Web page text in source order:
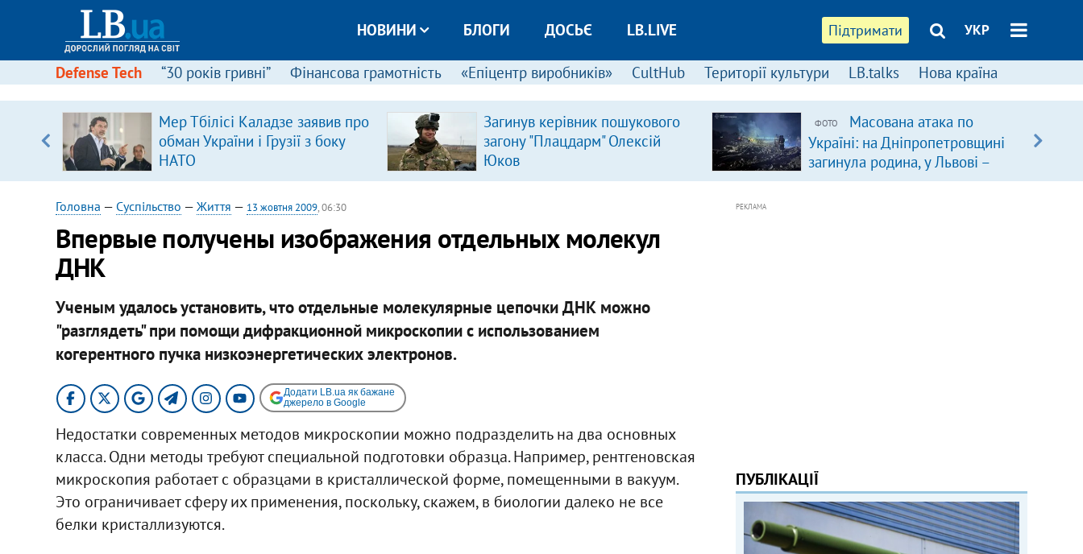
Підтримати УКР
НОВИНИ БЛОГИ ДОСЬЄ LB.LIVE
Defense Tech “30 років гривні” Фінансова грамотність «Епіцентр виробників» CultHub Території культури LB.talks Нова країна
Мер Тбілісі Каладзе заявив про
обман України і Грузії з боку
НАТО
Загинув керівник пошукового
загону "Плацдарм" Олексій
Юков
ФОТО
Масована атака по
Україні: на Дніпропетровщині
загинула родина, у Львові –
удар по багатоповерхівках
Головна — Суспільство — Життя — 13 жовтня 2009, 06:30
Впервые получены изображения отдельных молекул
ДНК
Ученым удалось установить, что отдельные молекулярные цепочки ДНК можно
"разглядеть" при помощи дифракционной микроскопии с использованием
когерентного пучка низкоэнергетических электронов.
Додати LB.ua як бажане
джерело в Google
Недостатки современных методов микроскопии можно подразделить на два основных
класса. Одни методы требуют специальной подготовки образца. Например, рентгеновская
микроскопия работает с образцами в кристаллической форме, помещенными в вакуум.
Это ограничивает сферу их применения, поскольку, скажем, в биологии далеко не все
белки кристаллизуются.
РЕКЛАМА
ПУБЛІКАЦІЇ